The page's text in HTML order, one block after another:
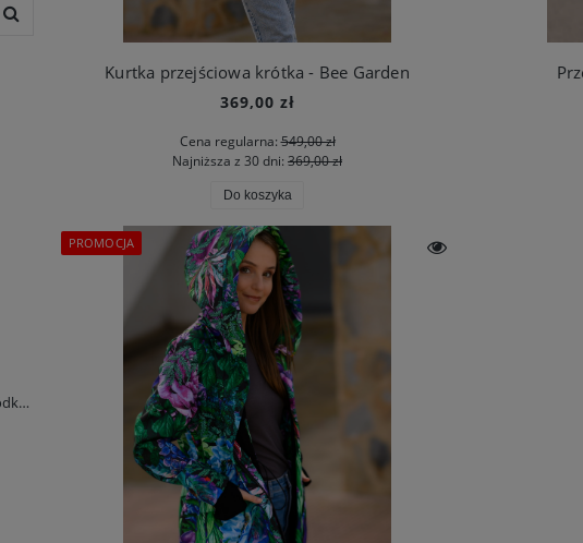
Sukienka MAXI z dekoltem w łódkę - Burgundowy Gaj
199,00 zł
Cena regularna:369,00 zł
Najniższa z 30 dni:199,00 zł
Do koszyka
Cena regularna:
Kurtka przejściowa krótka - Bee Garden
369,00 zł
Cena regularna:549,00 zł
Najniższa z 30 dni: 369,00 zł
Do koszyka
PROMOCJA